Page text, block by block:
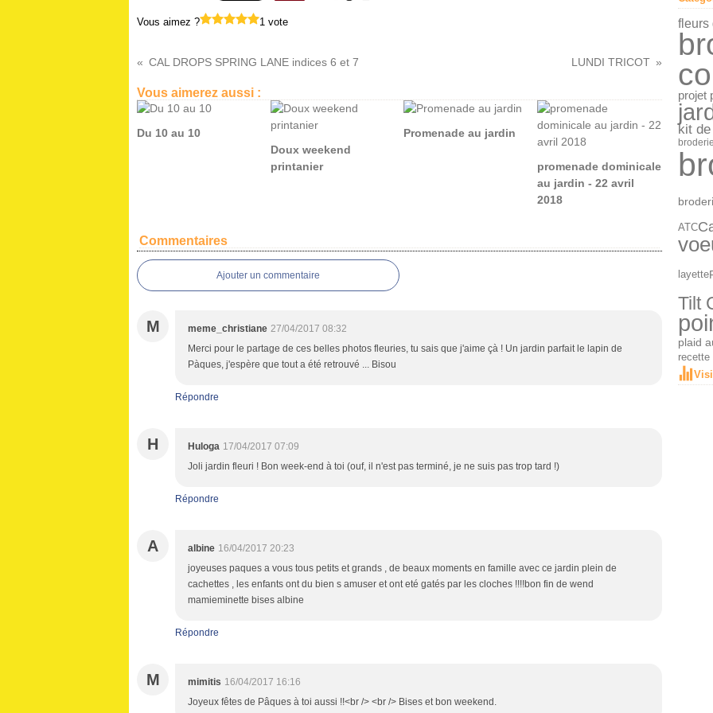
Vous aimez ? 1 vote
CAL DROPS SPRING LANE indices 6 et 7 LUNDI TRICOT
Vous aimerez aussi :
Du 10 au 10
Doux weekend
printanier
Promenade au jardin
promenade dominicale
au jardin - 22 avril
2018
Commentaires
Ajouter un commentaire
M meme_christiane 27/04/2017 08:32
Merci pour le partage de ces belles photos fleuries, tu sais que j'aime çà ! Un jardin parfait le lapin de
Pàques, j'espère que tout a été retrouvé ... Bisou
Répondre
H Huloga 17/04/2017 07:09
Joli jardin fleuri ! Bon week-end à toi (ouf, il n'est pas terminé, je ne suis pas trop tard !)
Répondre
A albine 16/04/2017 20:23
joyeuses paques a vous tous petits et grands , de beaux moments en famille avec ce jardin plein de
cachettes , les enfants ont du bien s amuser et ont eté gatés par les cloches !!!!bon fin de wend
mamieminette bises albine
Répondre
M mimitis 16/04/2017 16:16
Joyeux fêtes de Pâques à toi aussi !!<br /> <br /> Bises et bon weekend.
fleurs
projet
kit
ATC
layette
Tilt
plaid
recette